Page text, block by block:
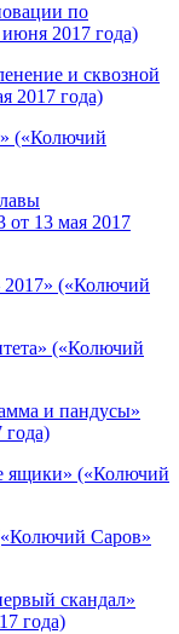
по
2017 года)
и сквозной
2017 года)
(«Колючий
13 мая 2017
(«Колючий
(«Колючий
и пандусы»
ящики» («Колючий
Саров»
скандал»
года)